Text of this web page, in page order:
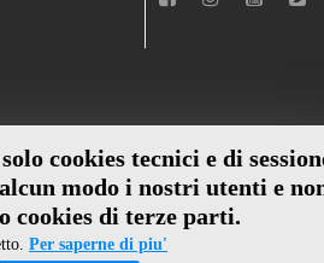
cookies tecnici e di
modo i nostri utenti e
cookies di terze parti.
Per saperne di piu'